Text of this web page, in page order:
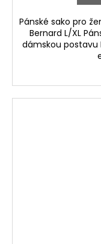
Pánské sako pro
Bernard L/XL
dámskou postavu